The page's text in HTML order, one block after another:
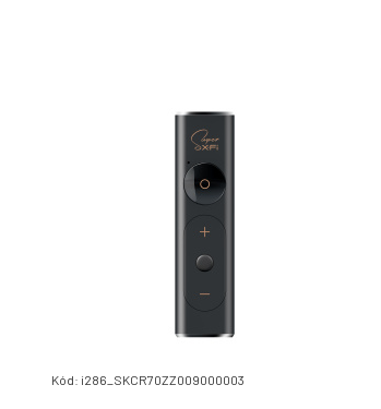
Kód: i286_SKCR70ZZ009000003